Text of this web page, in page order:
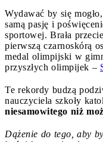
Wydawać by się
samą pasję i
sportowej. Brała
pierwszą czarnoskórą
medal olimpijski w
przyszłych olimpijek –
Te rekordy budzą
nauczyciela szkoły
niesamowitego niż
Dążenie do tego, aby